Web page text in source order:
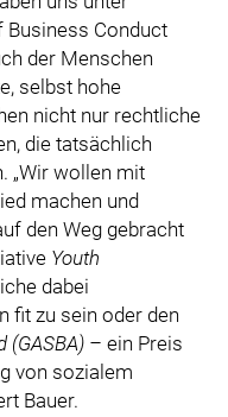
Business Conduct
der Menschen
selbst hohe
nicht nur rechtliche
die tatsächlich
„Wir wollen mit
machen und
den Weg gebracht
Youth
dabei
fit zu sein oder den
(GASBA) – ein Preis
von sozialem
Bauer.